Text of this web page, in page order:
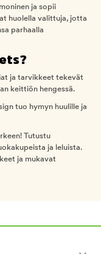
ja sopii
huolella valittuja, jotta
parhaalla
ja tarvikkeet tekevät
keittiön hengessä.
tuo hymyn huulille ja
Tutustu
ja leluista.
ja mukavat